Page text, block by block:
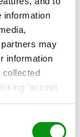
information
may
information
collected
'accept
as
operation
Oracle